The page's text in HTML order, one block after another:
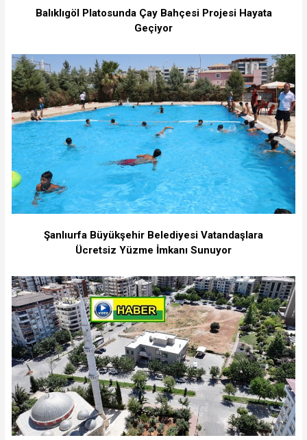
Balıklıgöl Platosunda Çay Bahçesi Projesi Hayata
Geçiyor
Şanlıurfa Büyükşehir Belediyesi Vatandaşlara
Ücretsiz Yüzme İmkanı Sunuyor